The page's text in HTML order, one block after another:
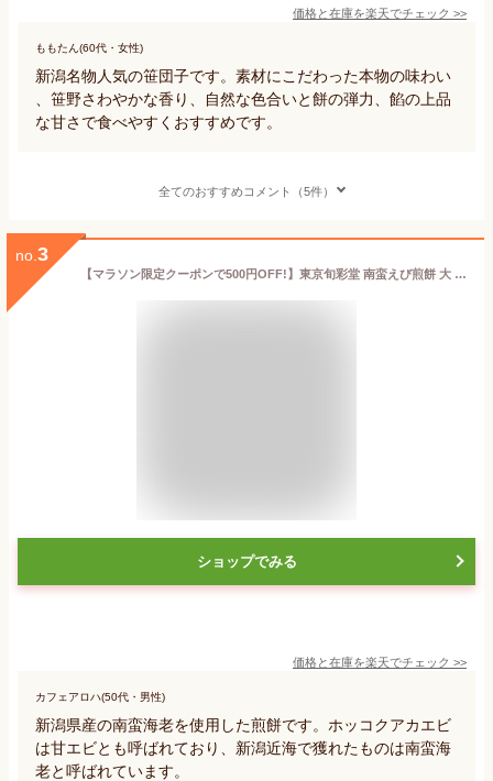
価格と在庫を楽天でチェック >>
ももたん(60代・女性)
新潟名物人気の笹団子です。素材にこだわった本物の味わい
、笹野さわやかな香り、自然な色合いと餅の弾力、餡の上品
な甘さで食べやすくおすすめです。
全てのおすすめコメント（5件）
no. 3
【マラソン限定クーポンで500円OFF!】東京旬彩堂 南蛮えび煎餅 大 小 選べる セット 個包装 国産米使用 新潟土産 おみやげ 銘菓 お菓子
ショップでみる
価格と在庫を楽天でチェック >>
カフェアロハ(50代・男性)
新潟県産の南蛮海老を使用した煎餅です。ホッコクアカエビ
は甘エビとも呼ばれており、新潟近海で獲れたものは南蛮海
老と呼ばれています。